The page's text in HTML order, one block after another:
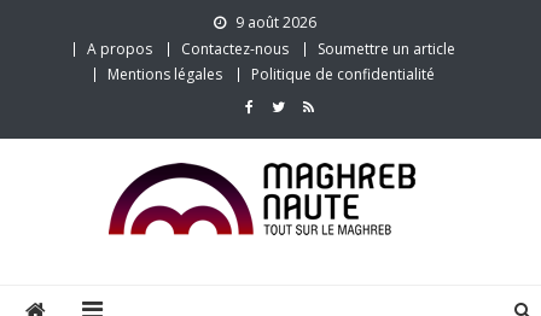
9 août 2026
A propos
Contactez-nous
Soumettre un article
Mentions légales
Politique de confidentialité